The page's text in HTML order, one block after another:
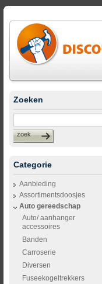
Zoeken
zoek
Categorie
Aanbieding
Assortimentsdoosjes
Auto gereedschap
Auto/ aanhanger
accessoires
Banden
Carroserie
Diversen
Fuseekogeltrekkers